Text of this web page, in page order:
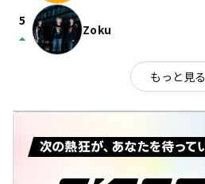
5
arrow_drop_up Zoku
もっと見る